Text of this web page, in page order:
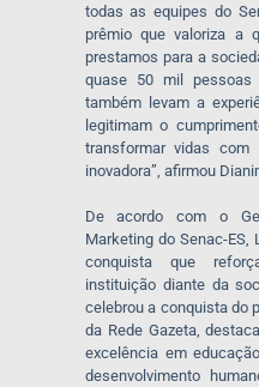
todas as equipes do
prêmio que valoriza a
prestamos para a
quase 50 mil pessoas
também levam a
legitimam o
transformar vidas
inovadora”, afirmou
De acordo com o
Marketing do Senac-ES,
conquista que
instituição diante da
celebrou a conquista do
da Rede Gazeta,
excelência em
desenvolvimento